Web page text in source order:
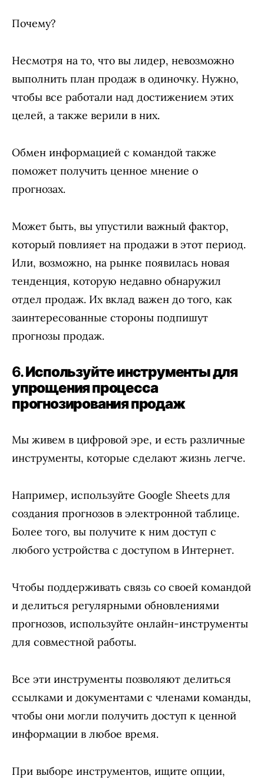
Почему?
Несмотря на то, что вы лидер, невозможно
выполнить план продаж в одиночку. Нужно,
чтобы все работали над достижением этих
целей, а также верили в них.
Обмен информацией с командой также
поможет получить ценное мнение о
прогнозах.
Может быть, вы упустили важный фактор,
который повлияет на продажи в этот период.
Или, возможно, на рынке появилась новая
тенденция, которую недавно обнаружил
отдел продаж. Их вклад важен до того, как
заинтересованные стороны подпишут
прогнозы продаж.
6.Используйте инструменты для
упрощения процесса
прогнозирования продаж
Мы живем в цифровой эре, и есть различные
инструменты, которые сделают жизнь легче.
Например, используйте Google Sheets для
создания прогнозов в электронной таблице.
Более того, вы получите к ним доступ с
любого устройства с доступом в Интернет.
Чтобы поддерживать связь со своей командой
и делиться регулярными обновлениями
прогнозов, используйте онлайн-инструменты
для совместной работы.
Все эти инструменты позволяют делиться
ссылками и документами с членами команды,
чтобы они могли получить доступ к ценной
информации в любое время.
При выборе инструментов, ищите опции,